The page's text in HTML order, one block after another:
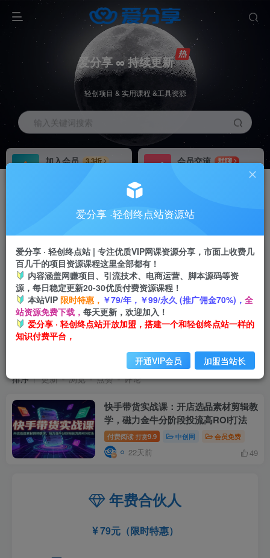
爱分享 ∞ 持续更新
轻创项目 & 实用课程 &工具资源
输入关键词搜索
加入会员
3.3折
会员交流
群聊
推广返佣高达70%
24小时自动赚钱
磁力金牛分阶段投流高ROI打法
排序 更新 浏览 点赞 评论
快手带货实战课：开店选品素材剪辑教
学，磁力金牛分阶段投流高ROI打法
付费阅读 打赏9.9 中创网 会员免费
22天前 49
年费合伙人
79元（限时特惠）
爱分享 ·轻创终点站资源站
爱分享 · 轻创终点站 | 专注优质VIP网课资源分享，市面上收费几
百几千的项目资源课程这里全部都有！
内容涵盖网赚项目、引流技术、电商运营、脚本源码等资
源，每日稳定更新20-30优质付费资源课程！
本站VIP 限时特惠， ￥79/年，￥99/永久 (推广佣金70%)， 全
站资源免费下载， 每天更新，欢迎加入！
爱分享 · 轻创终点站开放加盟，搭建一个和轻创终点站一样的
知识付费平台，
开通VIP会员 加盟当站长